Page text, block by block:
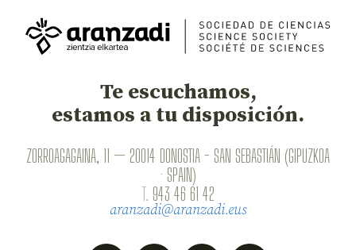
Te escuchamos,
estamos a tu disposición.
ZORROAGAGAINA, 11 — 20014 DONOSTIA - SAN SEBASTIÁN (GIPUZKOA
· SPAIN)
T. 943 46 61 42
aranzadi@aranzadi.eus